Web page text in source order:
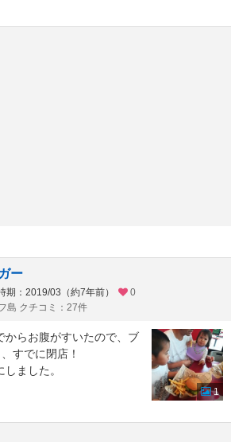
ー
期：2019/03（約7年前）
0
島 クチコミ：27件
からお腹がすいたので、ブ
すでに閉店！
ました。
1